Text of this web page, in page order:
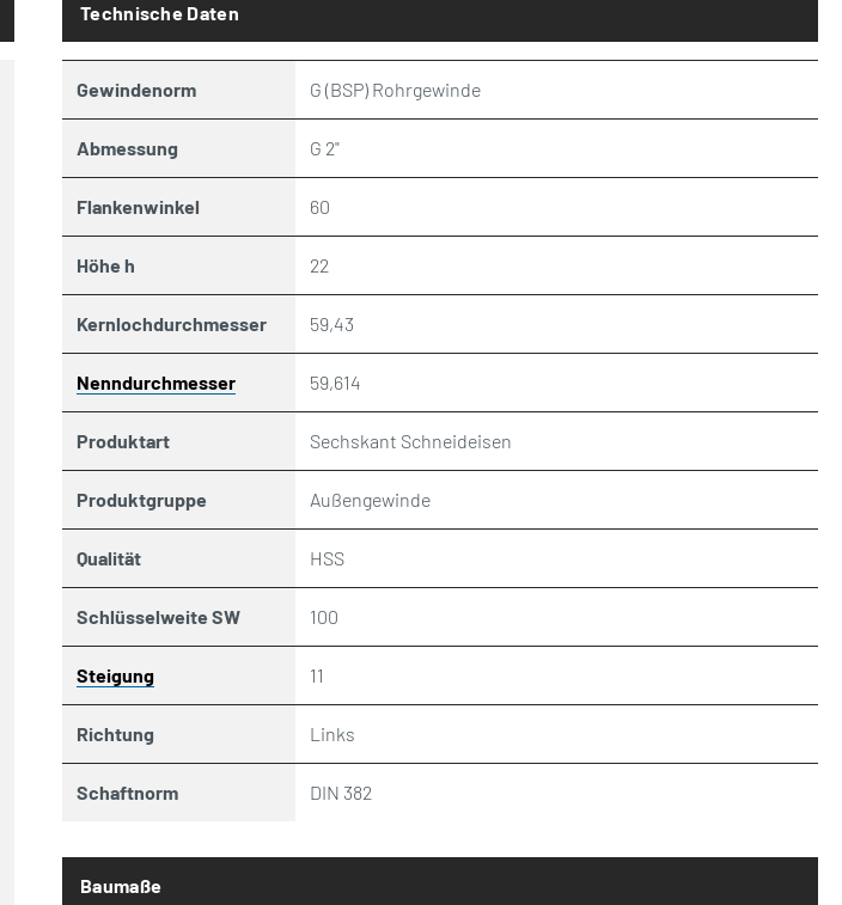
Technische Daten
Gewindenorm G (BSP) Rohrgewinde
Abmessung G 2"
Flankenwinkel 60
Höhe h 22
Kernlochdurchmesser 59,43
Nenndurchmesser 59,614
Produktart Sechskant Schneideisen
Produktgruppe Außengewinde
Qualität HSS
Schlüsselweite SW 100
Steigung 11
Richtung Links
Schaftnorm DIN 382
Baumaße